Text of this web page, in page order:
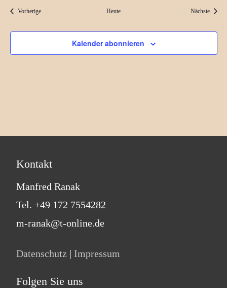
VorherigeVeranstaltungen Heute Nächste
Kalender abonnieren
Kontakt
Manfred Ranak
Tel. +49 172 7554282
m-ranak@t-online.de
Datenschutz | Impressum
Folgen Sie uns